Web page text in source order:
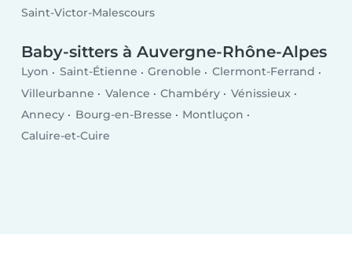
Saint-Victor-Malescours
Baby-sitters à Auvergne-Rhône-Alpes
Lyon Saint-Étienne Grenoble
Clermont-Ferrand
Villeurbanne
Valence Chambéry
Vénissieux
Annecy
Bourg-en-Bresse
Montluçon
Caluire-et-Cuire